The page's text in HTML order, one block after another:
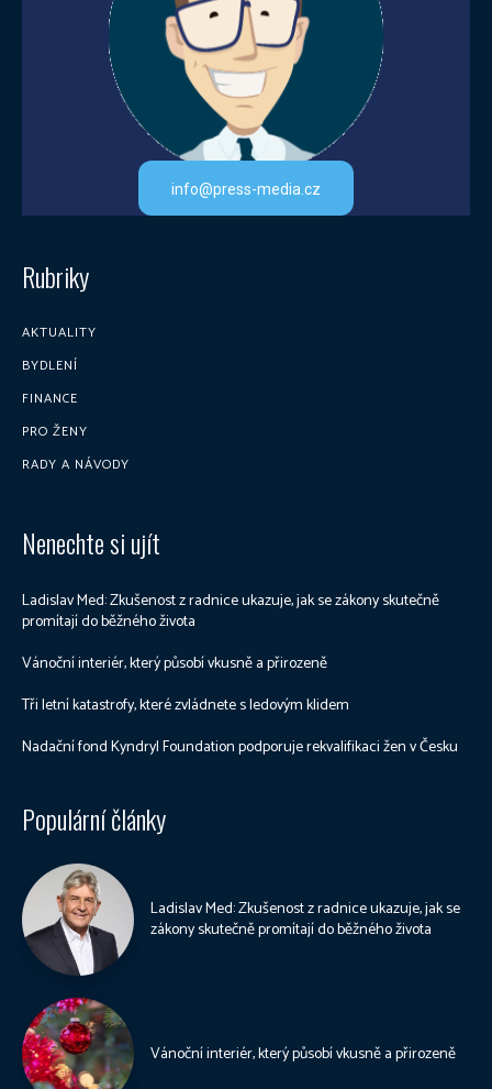
info@press-media.cz
Rubriky
AKTUALITY
BYDLENÍ
FINANCE
PRO ŽENY
RADY A NÁVODY
Nenechte si ujít
Ladislav Med: Zkušenost z radnice ukazuje, jak se zákony skutečně
promítají do běžného života
Vánoční interiér, který působí vkusně a přirozeně
Tři letní katastrofy, které zvládnete s ledovým klidem
Nadační fond Kyndryl Foundation podporuje rekvalifikaci žen v Česku
Populární články
Ladislav Med: Zkušenost z radnice ukazuje, jak se
zákony skutečně promítají do běžného života
Vánoční interiér, který působí vkusně a přirozeně